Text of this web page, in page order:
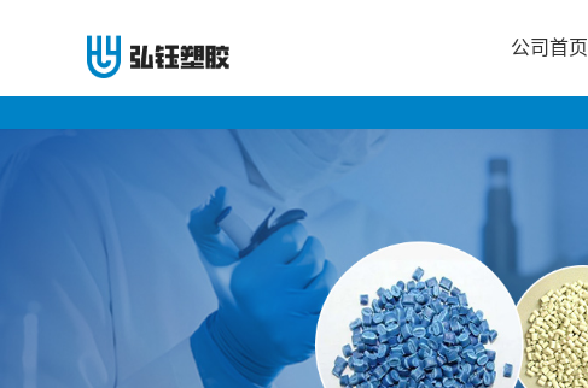
公司首页